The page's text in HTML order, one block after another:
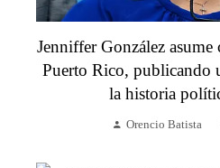
Jenniffer González
Puerto Rico, publicando
la historia
Orencio Batista